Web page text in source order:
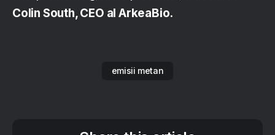
Colin South, CEO al ArkeaBio.
emisii metan